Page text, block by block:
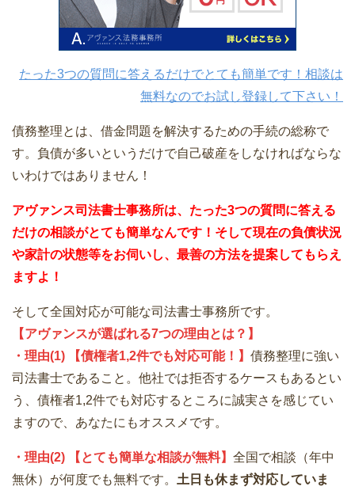
たった3つの質問に答えるだけでとても簡単です！相談は
無料なのでお試し登録して下さい！
債務整理とは、借金問題を解決するための手続の総称で
す。負債が多いというだけで自己破産をしなければならな
いわけではありません！
アヴァンス司法書士事務所は、 たった3つの質問に答える
だけの相談がとても簡単なんです！そして現在の負債状況
や家計の状態等をお伺いし、最善の方法を提案してもらえ
ますよ！
そして全国対応が可能な司法書士事務所です。
【アヴァンスが選ばれる7つの理由とは？】
・理由(1) 【債権者1,2件でも対応可能！】 債務整理に強い
司法書士であること。他社では拒否するケースもあるとい
う、債権者1,2件でも対応するところに誠実さを感じてい
ますので、あなたにもオススメです。
・理由(2) 【とても簡単な相談が無料】 全国で相談（年中
無休）が何度でも無料です。 土日も休まず対応していま